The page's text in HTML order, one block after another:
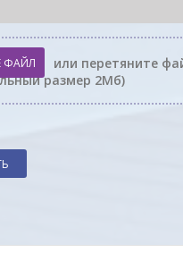
ФАЙЛ
или перетяните
размер 2Мб)